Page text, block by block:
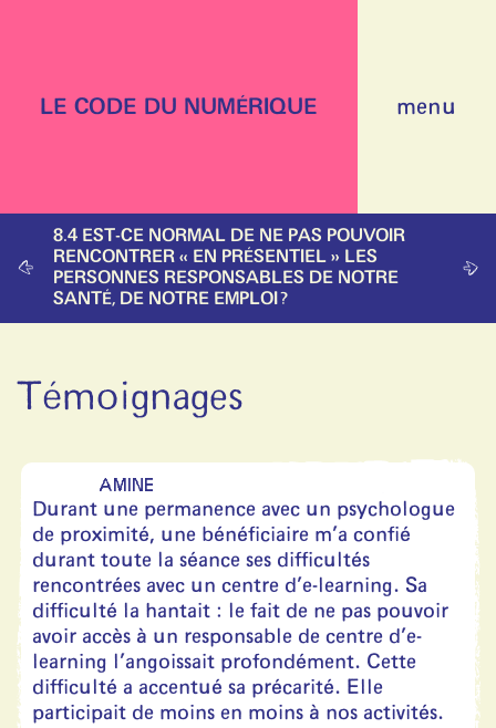
LE CODE DU NUMÉRIQUE menu
8.4 EST-CE NORMAL DE NE PAS POUVOIR
RENCONTRER « EN PRÉSENTIEL » LES
PERSONNES RESPONSABLES DE NOTRE
SANTÉ, DE NOTRE EMPLOI ?
Témoignages
AMINE
Durant une permanence avec un psychologue
de proximité, une bénéficiaire m’a confié
durant toute la séance ses difficultés
rencontrées avec un centre d’e-learning. Sa
difficulté la hantait : le fait de ne pas pouvoir
avoir accès à un responsable de centre d’e-
learning l’angoissait profondément. Cette
difficulté a accentué sa précarité. Elle
participait de moins en moins à nos activités.